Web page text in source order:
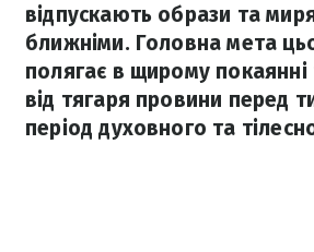
відпускають образи та
ближніми. Головна мета
полягає в щирому покаянні
від тягаря провини перед
період духовного та